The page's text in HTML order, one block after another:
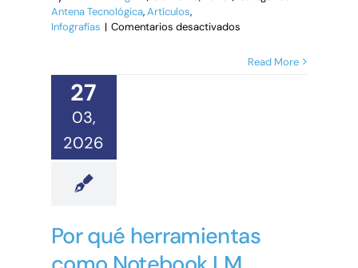
Antena Tecnológica,Artículos,
Infografías | Comentarios desactivadosen
Read More
27
03,
2026
Por qué herramientas